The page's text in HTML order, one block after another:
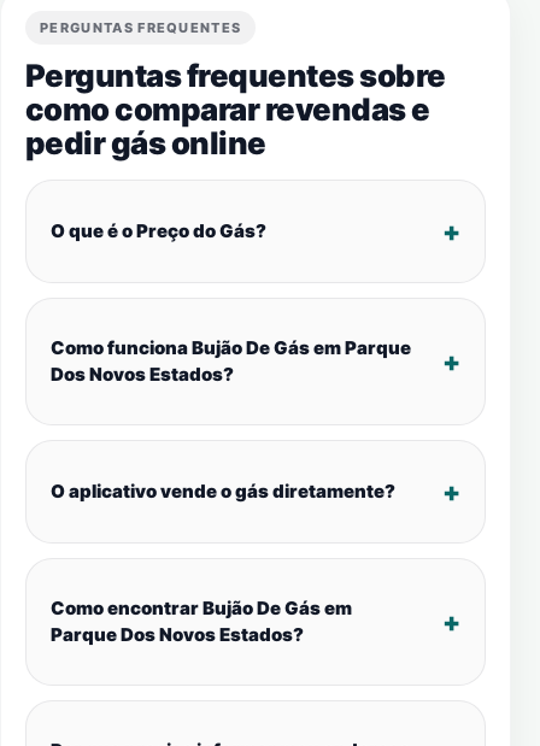
PERGUNTAS FREQUENTES
Perguntas frequentes sobre
como comparar revendas e
pedir gás online
O que é o Preço do Gás?
Como funciona Bujão De Gás em Parque
Dos Novos Estados?
O aplicativo vende o gás diretamente?
Como encontrar Bujão De Gás em
Parque Dos Novos Estados?